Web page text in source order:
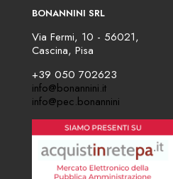
BONANNINI SRL
Via Fermi, 10 - 56021,
Cascina, Pisa
+39 050 702623
info@bonannini.it
info@pec.bonannini